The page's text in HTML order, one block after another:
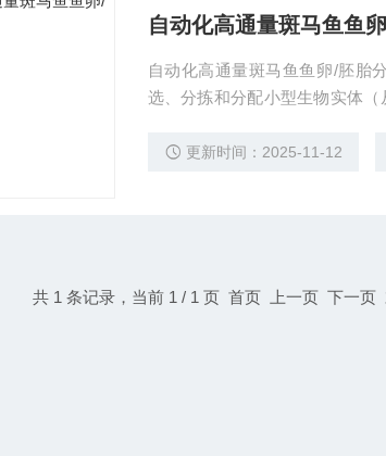
自动化高通量斑马鱼鱼
自动化高通量斑马鱼鱼卵/胚胎
选、分拣和分配小型生物实体（
更新时间：2025-11-12
共 1 条记录，当前 1 / 1 页 首页 上一页 下一页